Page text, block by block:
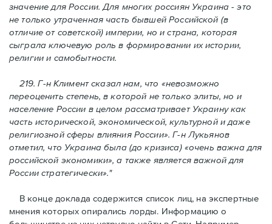
значение для России. Для многих россиян Украина - это
не только утраченная часть бывшей Российской (в
отличие от советской) империи, но и страна, которая
сыграла ключевую роль в формировании их истории,
религии и самобытности.
219. Г-н Климент сказал нам, что «невозможно
переоценить степень, в которой не только элиты, но и
население России в целом рассматривает Украину как
часть исторической, экономической, культурной и даже
религиозной сферы влияния России».Г-н Лукьянов
отметил, что Украина была (до кризиса) «очень важна для
российской экономики», а также является важной для
России стратегически»."
В конце доклада содержится список лиц, на экспертные
мнения которых опирались лорды. Информацию о